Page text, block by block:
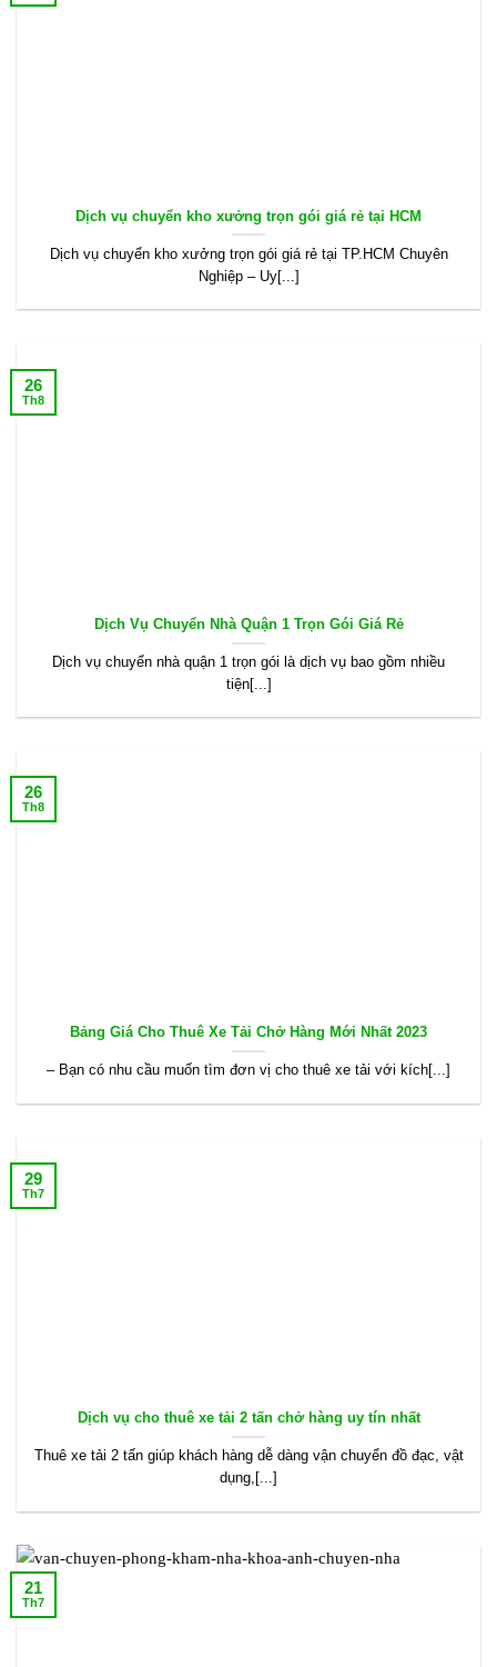
Dịch vụ chuyển kho xưởng trọn gói giá rẻ tại HCM
Dịch vụ chuyển kho xưởng trọn gói giá rẻ tại TP.HCM Chuyên
Nghiệp – Uy[...]
Dịch Vụ Chuyển Nhà Quận 1 Trọn Gói Giá Rẻ
Dịch vụ chuyển nhà quận 1 trọn gói là dịch vụ bao gồm nhiều
tiện[...]
26
Th8
Bảng Giá Cho Thuê Xe Tải Chở Hàng Mới Nhất 2023
– Bạn có nhu cầu muốn tìm đơn vị cho thuê xe tải với kích[...]
26
Th8
Dịch vụ cho thuê xe tải 2 tấn chở hàng uy tín nhất
Thuê xe tải 2 tấn giúp khách hàng dễ dàng vận chuyển đồ đạc, vật
dụng,[...]
29
Th7
21
Th7